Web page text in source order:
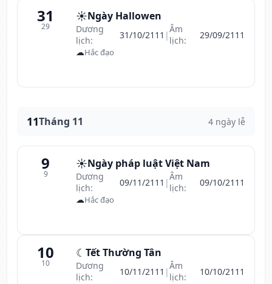
31
29
☀️Ngày Hallowen
Dương
lịch:
31/10/2111 |Âm
lịch:
29/09/2111
☁Hắc đạo
11Tháng 11 4 ngày lễ
9
9
☀️Ngày pháp luật Việt Nam
Dương
lịch:
09/11/2111 |Âm
lịch:
09/10/2111
☁Hắc đạo
10
10
☾ Tết Thường Tân
Dương
lịch:
10/11/2111 |Âm
lịch:
10/10/2111